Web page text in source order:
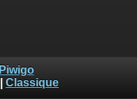
Piwigo
Classique